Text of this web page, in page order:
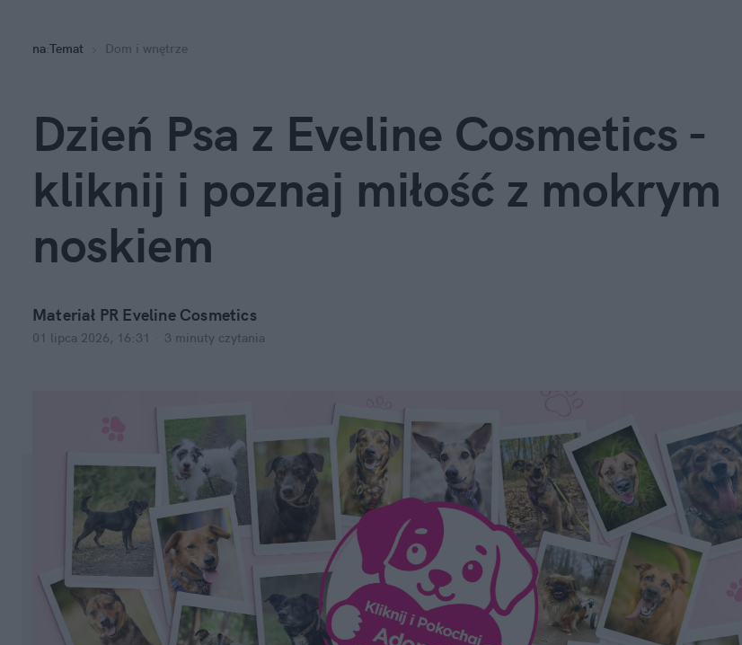
na:Temat Dom i wnętrze
Dzień Psa z Eveline Cosmetics -
kliknij i poznaj miłość z mokrym
noskiem
Materiał PR Eveline Cosmetics
01 lipca 2026, 16:31 3 minuty czytania